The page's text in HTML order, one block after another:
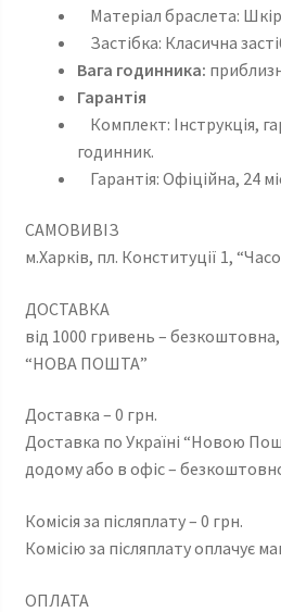
Матеріал браслета:
Застібка: Класична
Вага годинника:
Гарантія
Комплект: Інструкція,
годинник.
Гарантія: Офіційна, 24
САМОВИВІЗ
м.Харків, пл. Конституції 1,
ДОСТАВКА
від 1000 гривень –
“НОВА ПОШТА”
Доставка – 0 грн.
Доставка по Україні “Новою
додому або в офіс –
Комісія за післяплату – 0 грн.
Комісію за післяплату оплачує
ОПЛАТА